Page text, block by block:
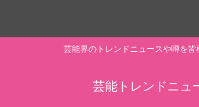
芸能界のトレンドニュースや噂を皆
芸能トレンドニュ